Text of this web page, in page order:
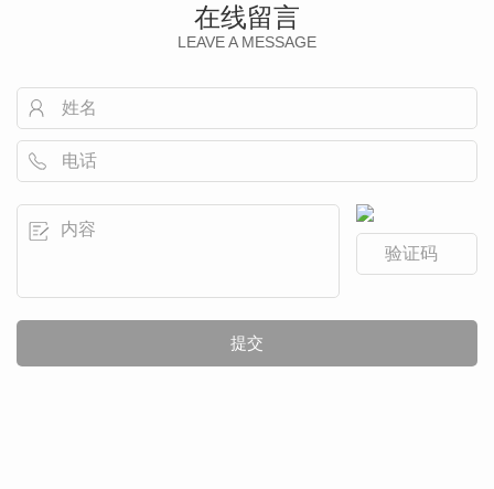
在线留言
LEAVE A MESSAGE